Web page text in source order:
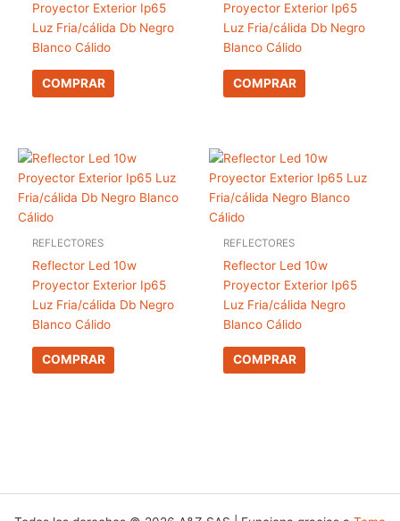
Proyector Exterior Ip65
Luz Fria/cálida Db Negro
Blanco Cálido
COMPRAR
Proyector Exterior Ip65
Luz Fria/cálida Db Negro
Blanco Cálido
COMPRAR
REFLECTORES
Reflector Led 10w
Proyector Exterior Ip65
Luz Fria/cálida Db Negro
Blanco Cálido
COMPRAR
REFLECTORES
Reflector Led 10w
Proyector Exterior Ip65
Luz Fria/cálida Negro
Blanco Cálido
COMPRAR